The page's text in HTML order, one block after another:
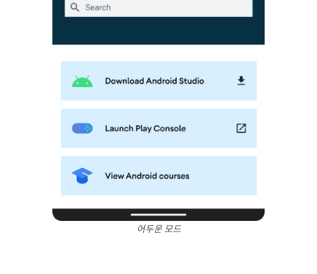
어두운 모드